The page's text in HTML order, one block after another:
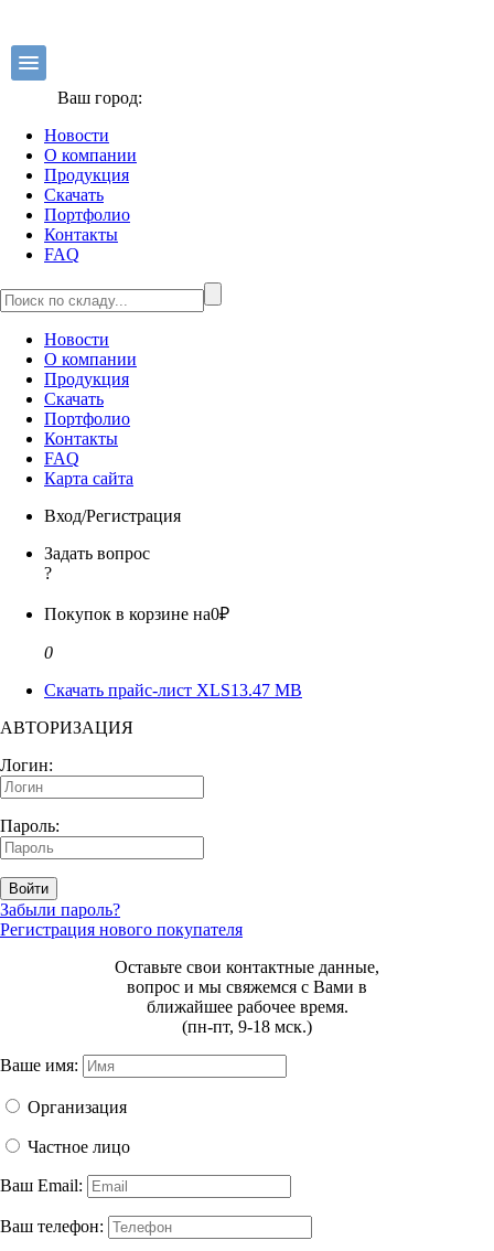
Ваш город:
Новости
О компании
Продукция
Скачать
Портфолио
Контакты
FAQ
Новости
О компании
Продукция
Скачать
Портфолио
Контакты
FAQ
Карта сайта
Вход/Регистрация
Задать вопрос
?
Покупок в корзине на0₽
0
Скачать прайс-лист XLS13.47 MB
АВТОРИЗАЦИЯ
Логин:
Пароль:
Войти
Забыли пароль?
Регистрация нового покупателя
Оставьте свои контактные данные,
вопрос и мы свяжемся с Вами в
ближайшее рабочее время.
(пн-пт, 9-18 мск.)
Ваше имя:
Организация
Частное лицо
Ваш Email:
Ваш телефон: